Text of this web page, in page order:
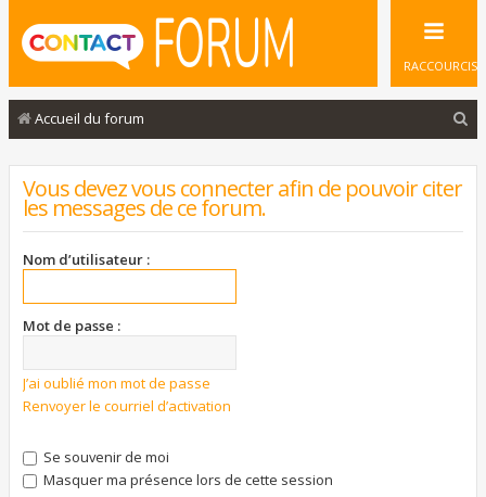
RACCOURCIS
Accueil du forum
Vous devez vous connecter afin de pouvoir citer
les messages de ce forum.
Nom d’utilisateur :
Mot de passe :
J’ai oublié mon mot de passe
Renvoyer le courriel d’activation
Se souvenir de moi
Masquer ma présence lors de cette session